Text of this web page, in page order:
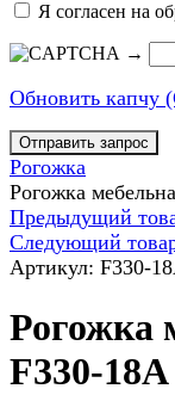
Я согласен на
→
Обновить капчу
Рогожка
Рогожка
Предыдущий
Следующий
Артикул: F330-
Рогожка
F330-18A